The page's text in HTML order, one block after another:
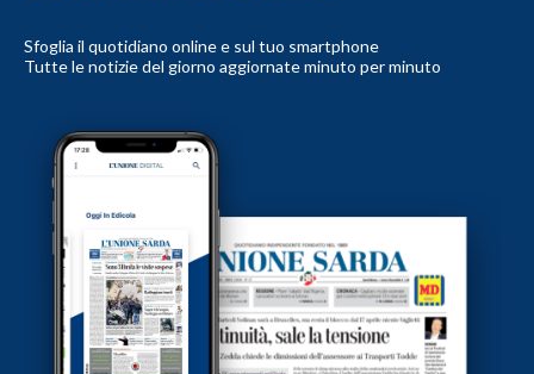
Sfoglia il quotidiano online e sul tuo smartphone
Tutte le notizie del giorno aggiornate minuto per minuto